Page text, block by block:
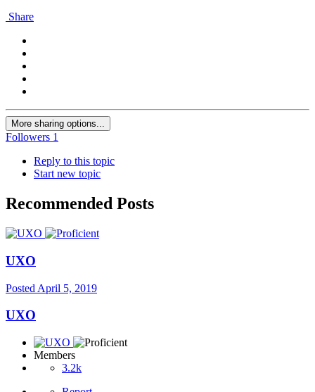
Share
More sharing options...
Followers 1
Reply to this topic
Start new topic
Recommended Posts
UXO
Posted April 5, 2019
UXO
Members
3.2k